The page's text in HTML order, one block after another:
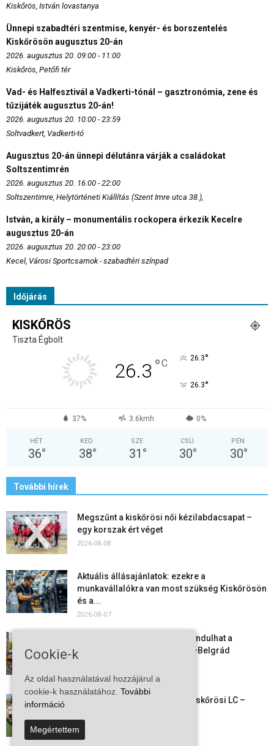
Kiskőrös, István lovastanya
Ünnepi szabadtéri szentmise, kenyér- és borszentelés
Kiskőrösön augusztus 20-án
2026. augusztus 20. 09:00 - 11:00
Kiskőrös, Petőfi tér
Vad- és Halfesztivál a Vadkerti-tónál – gasztronómia, zene és
tűzijáték augusztus 20-án!
2026. augusztus 20. 10:00 - 23:59
Soltvadkert, Vadkerti-tó
Augusztus 20-án ünnepi délutánra várják a családokat
Soltszentimrén
2026. augusztus 20. 16:00 - 22:00
Soltszentimre, Helytörténeti Kiállítás (Szent Imre utca 38.),
István, a király – monumentális rockopera érkezik Kecelre
augusztus 20-án
2026. augusztus 20. 20:00 - 23:00
Kecel, Városi Sportcsarnok - szabadtéri színpad
Időjárás
KISKŐRÖS
Tiszta Égbolt
26.3 °C 26.3°
26.3°
37% 3.6kmh 0%
HÉT
36°
KED
38°
SZE
31 °
CSÜ
30°
PÉN
30°
További hírek
Megszűnt a kiskőrösi női kézilabdacsapat –
egy korszak ért véget
2026-08-08
Aktuális állásajánlatok: ezekre a
munkavállalókra van most szükség Kiskőrösön
és a...
2026-08-07
Vitézy Dávid: már ősszel újraindulhat a
személyszállítás a Budapest–Belgrád
2026-08-06
Megkezdte a felkészülést a Kiskőrösi LC –
Cookie-k
Az oldal használatával hozzájárul a
cookie-k használatához. További
információ
Megértettem